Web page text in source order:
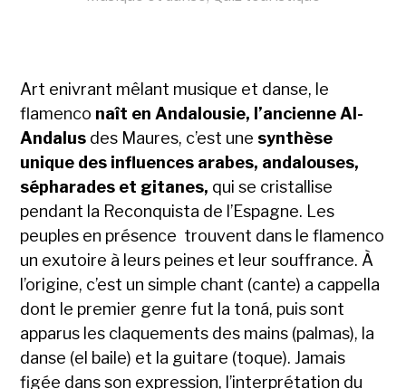
Art enivrant mêlant musique et danse, le
flamenco naît en Andalousie, l’ancienne Al-
Andalus des Maures, c’est une synthèse
unique des influences arabes, andalouses,
sépharades et gitanes, qui se cristallise
pendant la Reconquista de l’Espagne. Les
peuples en présence trouvent dans le flamenco
un exutoire à leurs peines et leur souffrance. À
l’origine, c’est un simple chant (cante) a cappella
dont le premier genre fut la toná, puis sont
apparus les claquements des mains (palmas), la
danse (el baile) et la guitare (toque). Jamais
figée dans son expression, l’interprétation du